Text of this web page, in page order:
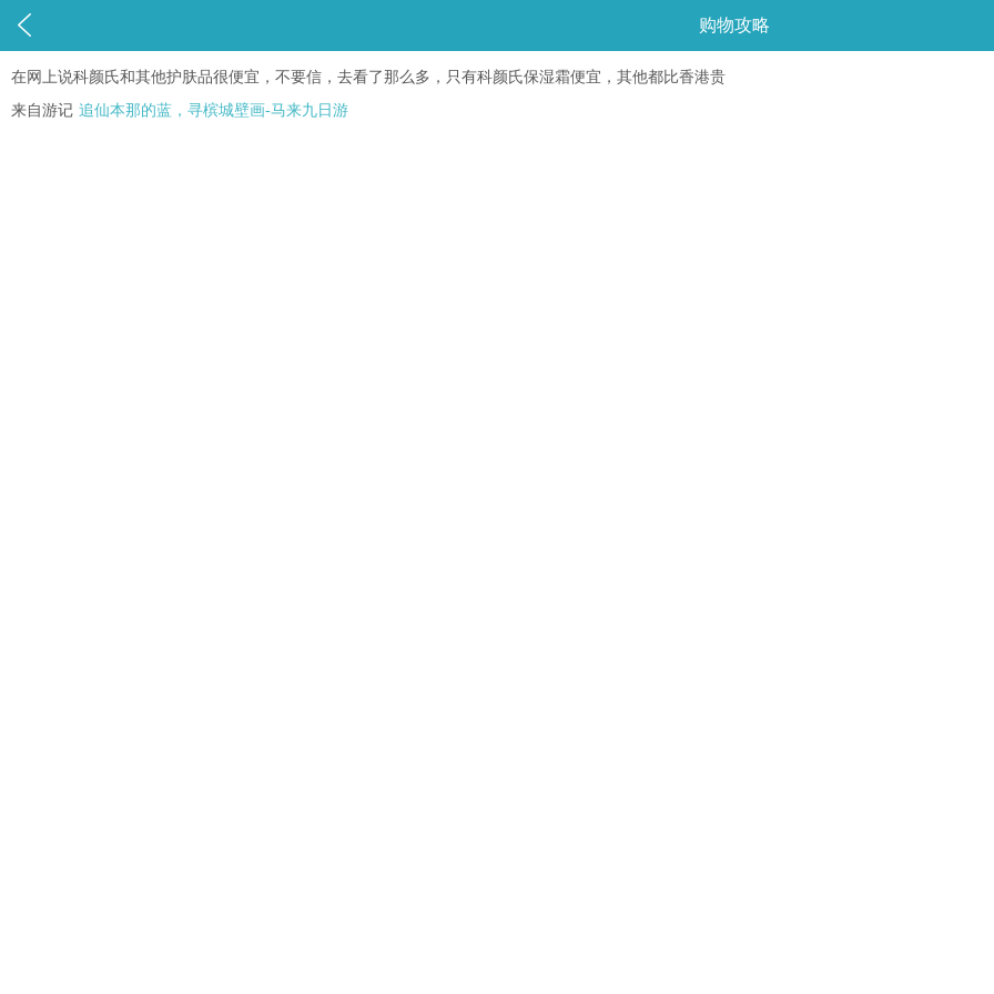
 购物攻略
在网上说科颜氏和其他护肤品很便宜，不要信，去看了那么多，只有科颜氏保湿霜便宜，其他都比香港贵
来自游记 追仙本那的蓝，寻槟城壁画-马来九日游